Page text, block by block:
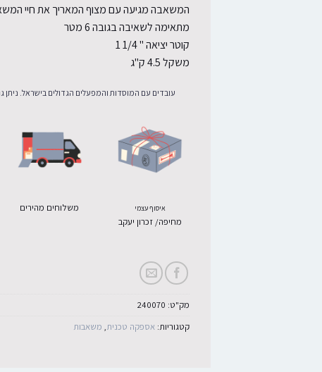
המשאבה מגיעה עם מצוף המאריך את חיי
מתאימה לשאיבה בגובה 6 מטר
קוטר יציאה " 1/4 1
משקל 4.5 ק"ג
עובדים עם המוסדות והמפעלים הגדולים בישראל. ניתן
איסוף עצמי
מחיפה/ זכרון יעקב
משלוחים מהירים
מק"ט: 240070
קטגוריות: אספקה טכנית, משאבות